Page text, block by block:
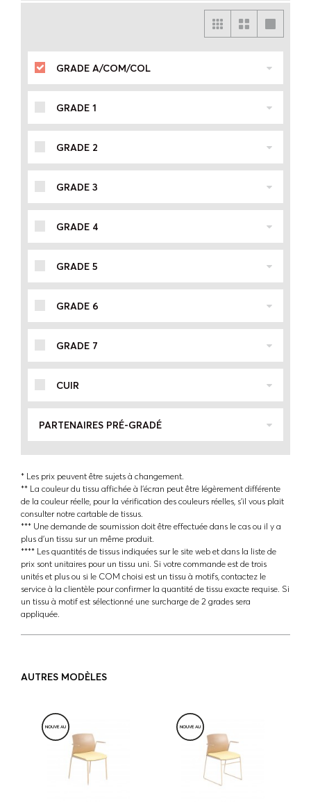
GRADE A/COM/COL
GRADE 1
GRADE 2
GRADE 3
GRADE 4
GRADE 5
GRADE 6
GRADE 7
CUIR
PARTENAIRES PRÉ-GRADÉ
* Les prix peuvent être sujets à changement.
** La couleur du tissu affichée à l'écran peut être légèrement différente
de la couleur réelle, pour la vérification des couleurs réelles, s'il vous plait
consulter notre cartable de tissus.
*** Une demande de soumission doit être effectuée dans le cas ou il y a
plus d'un tissu sur un même produit.
**** Les quantités de tissus indiquées sur le site web et dans la liste de
prix sont unitaires pour un tissu uni. Si votre commande est de trois
unités et plus ou si le COM choisi est un tissu à motifs, contactez le
service à la clientèle pour confirmer la quantité de tissu exacte requise. Si
un tissu à motif est sélectionné une surcharge de 2 grades sera
appliquée.
AUTRES MODÈLES
NOUVEAU NOUVEAU